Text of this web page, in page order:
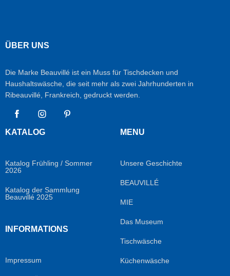
ÜBER UNS
Die Marke Beauvillé ist ein Muss für Tischdecken und
Haushaltswäsche, die seit mehr als zwei Jahrhunderten in
Ribeauvillé, Frankreich, gedruckt werden.
FacebookInstagram
KATALOG
Katalog Frühling / Sommer
2026
Katalog der Sammlung
Beauvillé 2025
INFORMATIONS
Impressum
MENU
Unsere Geschichte
BEAUVILLÉ
MIE
Das Museum
Tischwäsche
Küchenwäsche